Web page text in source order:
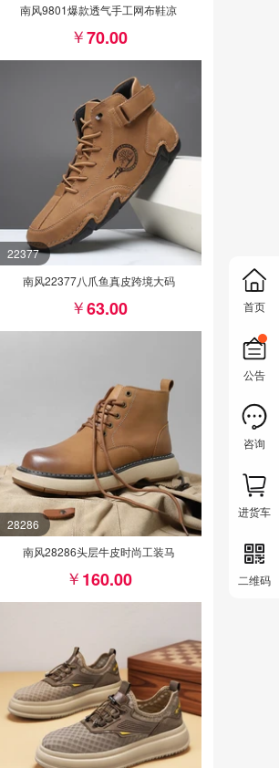
南风9801爆款透气手工网布鞋凉
70.00
22377
南风22377八爪鱼真皮跨境大码
63.00
28286
南风28286头层牛皮时尚工装马
160.00
首页
公告
咨询
进货车
二维码